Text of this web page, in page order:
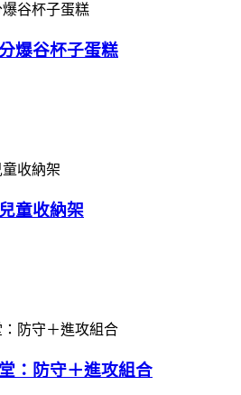
爆谷杯子蛋糕
童收納架
：防守＋進攻組合